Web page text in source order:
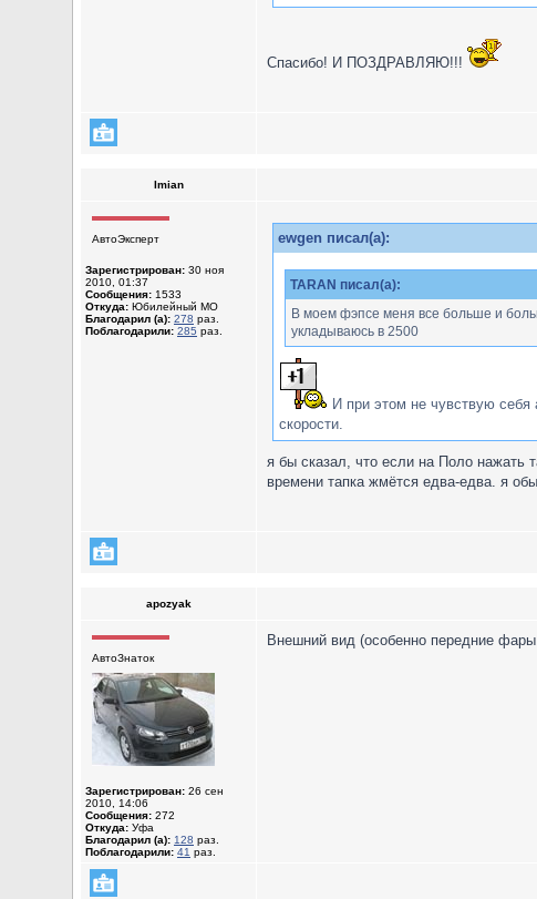
Спасибо! И ПОЗДРАВЛЯЮ!!!
Imian
АвтоЭксперт
Зарегистрирован: 30 ноя
2010, 01:37
Сообщения: 1533
Откуда: Юбилейный МО
Благодарил (а): 278 раз.
Поблагодарили: 285 раз.
ewgen писал(а):
TARAN писал(а):
В моем фэпсе меня все больше и
укладываюсь в 2500
И при этом не чувствую
скорости.
я бы сказал, что если на Поло нажать
времени тапка жмётся едва-едва. я
apozyak
АвтоЗнаток
Зарегистрирован: 26 сен
2010, 14:06
Сообщения: 272
Откуда: Уфа
Благодарил (а): 128 раз.
Поблагодарили: 41 раз.
Внешний вид (особенно передние